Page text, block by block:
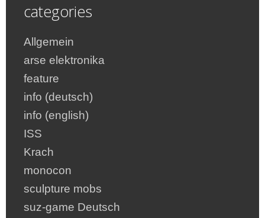
categories
Allgemein
arse elektronika
feature
info (deutsch)
info (english)
ISS
Krach
monocon
sculpture mobs
suz-game Deutsch